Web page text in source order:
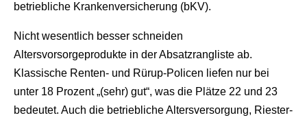
betriebliche Krankenversicherung (bKV).
Nicht wesentlich besser schneiden
Altersvorsorgeprodukte in der Absatzrangliste ab.
Klassische Renten- und Rürup-Policen liefen nur bei
unter 18 Prozent „(sehr) gut“, was die Plätze 22 und 23
bedeutet. Auch die betriebliche Altersversorgung, Riester-